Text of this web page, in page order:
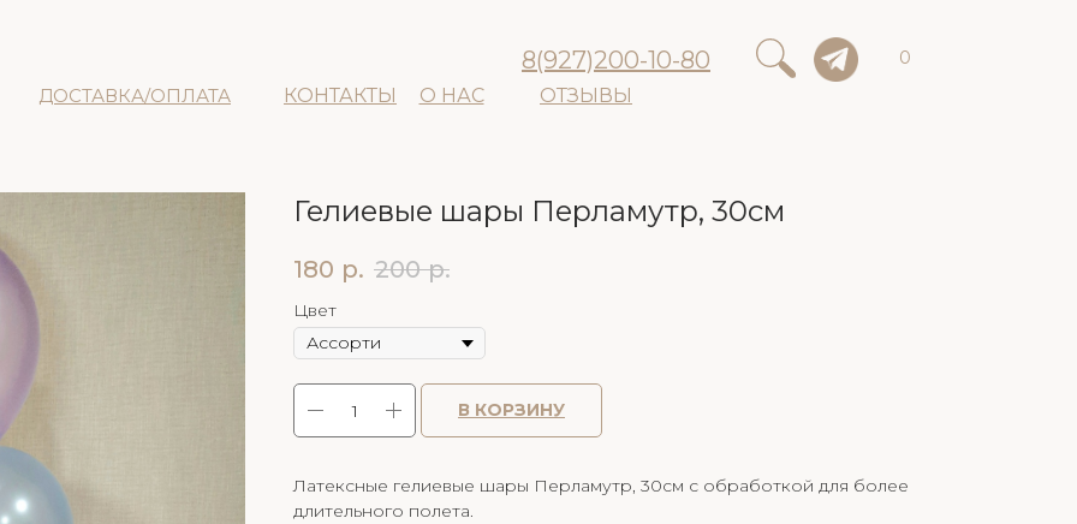
ДОСТАВКА/ОПЛАТА КОНТАКТЫ О НАС ОТЗЫВЫ
8(927)200-10-80 0
Гелиевые шары Перламутр, 30см
180 р. 200 р.
Цвет
В КОРЗИНУ
Латексные гелиевые шары Перламутр, 30см с обработкой для более
длительного полета.